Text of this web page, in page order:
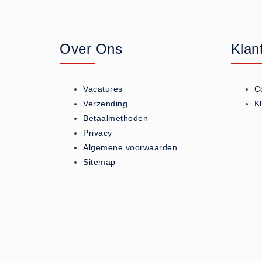
Koud - Warm kompressen (3)
Overige (1)
Teken - Beten sets (5)
Vitamines en mineralen (0)
Eerste Hulp Paneel
Eerste Hulp Paneel (0)
Over Ons
Vacatures
Verzending
Betaalmethoden
Privacy
Algemene voorwaarden
Sitemap